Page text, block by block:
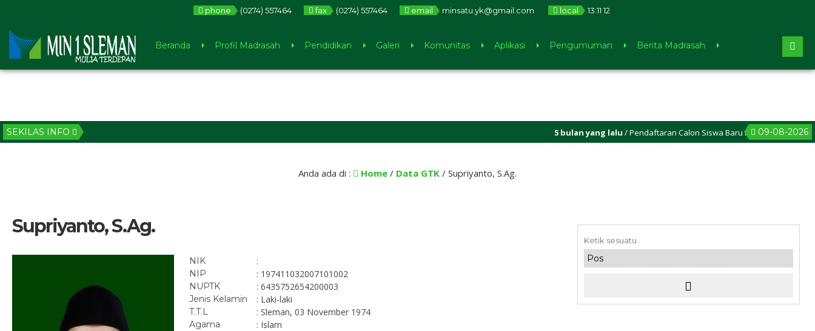
phone (0274) 557464 fax (0274) 557464 email minsatu.yk@gmail.com local 13:1113
Beranda Profil Madrasah Pendidikan Galeri Komunitas Aplikasi Pengumuman Berita Madrasah
SEKILAS INFO 09-08-2026
5 bulan yang lalu/ Pendaftaran Calon Siswa Baru MIN 1 Sleman sudah
Anda ada di : Home / Data GTK / Supriyanto, S.Ag.
Supriyanto, S.Ag.
NIK :
NIP : 197411032007101002
NUPTK : 6435752654200003
Jenis Kelamin : Laki-laki
T.T.L : Sleman, 03 November 1974
Agama : Islam